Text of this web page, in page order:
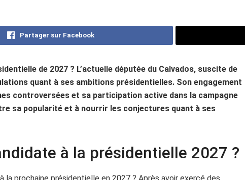
Partager sur Facebook
de 2027 ? L’actuelle députée du Calvados, suscite de
quant à ses ambitions présidentielles. Son engagement
controversées et sa participation active dans la campagne
sa popularité et à nourrir les conjectures quant à ses
à la présidentielle 2027 ?
la prochaine présidentielle en 2027 ? Après avoir exercé des